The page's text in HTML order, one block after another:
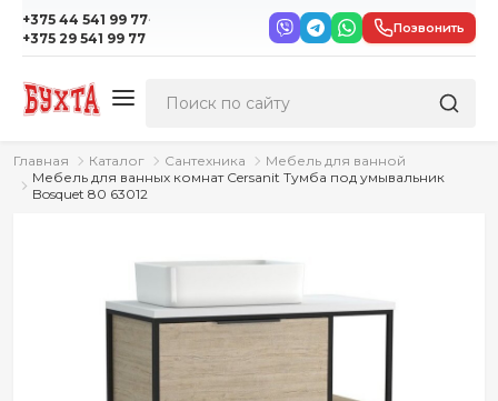
+375 44 541 99 77·
+375 29 541 99 77
Позвонить
Главная Каталог Сантехника
Мебель для ванной
Мебель для ванных комнат Cersanit Тумба под умывальник
Bosquet 80 63012